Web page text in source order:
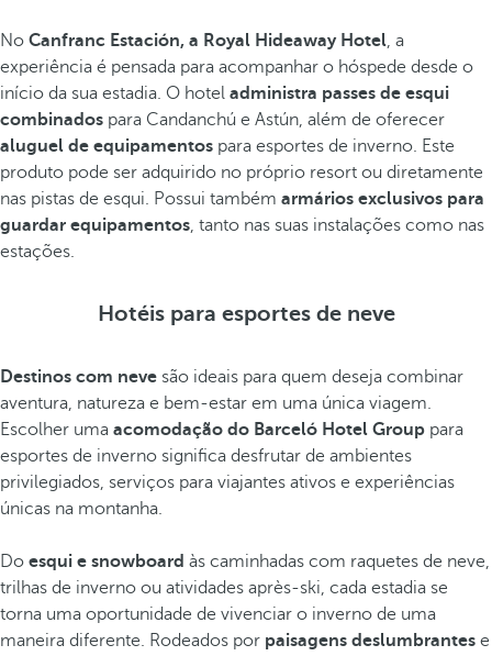
No Canfranc Estación, a Royal Hideaway Hotel, a
experiência é pensada para acompanhar o hóspede desde o
início da sua estadia. O hotel administra passes de esqui
combinados para Candanchú e Astún, além de oferecer
aluguel de equipamentos para esportes de inverno. Este
produto pode ser adquirido no próprio resort ou diretamente
nas pistas de esqui. Possui também armários exclusivos para
guardar equipamentos, tanto nas suas instalações como nas
estações.
Hotéis para esportes de neve
Destinos com neve são ideais para quem deseja combinar
aventura, natureza e bem-estar em uma única viagem.
Escolher uma acomodação do Barceló Hotel Group para
esportes de inverno significa desfrutar de ambientes
privilegiados, serviços para viajantes ativos e experiências
únicas na montanha.
Do esqui e snowboard às caminhadas com raquetes de neve,
trilhas de inverno ou atividades après-ski, cada estadia se
torna uma oportunidade de vivenciar o inverno de uma
maneira diferente. Rodeados por paisagens deslumbrantes e